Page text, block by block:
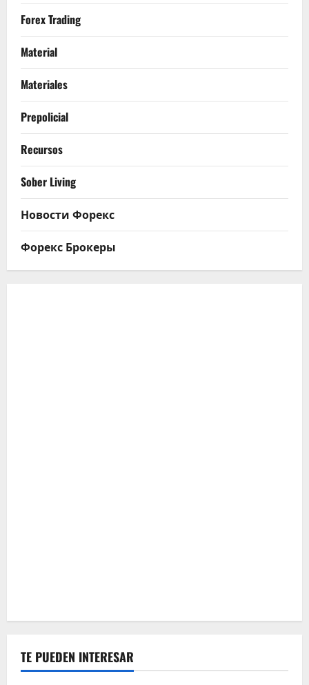
Forex Trading
Material
Materiales
Prepolicial
Recursos
Sober Living
Новости Форекс
Форекс Брокеры
TE PUEDEN INTERESAR